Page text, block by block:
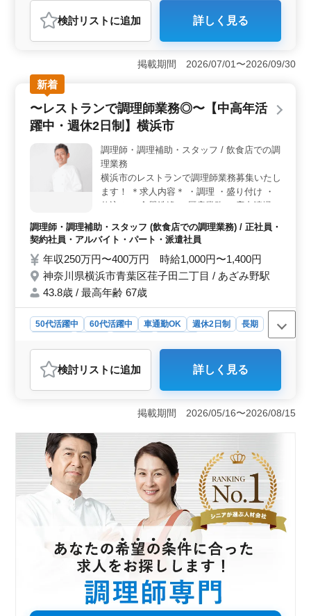
調理師・調理補助・スタッフ
おすすめポイント
＜キャリア活用＞ 横浜市のこの寿司屋では、調理経験3
年以上ある方を求めています。これまでに培ったスキル
を活かせ、若手スタッフの育成にも関わることができま
す。 ＜働きやすい環境＞ 週休2日のシフト制を採用
しており、勤務時間は応相談可能です。働きやすく長期
で安定して働くことができる環境が整っています。
＜アクセスと福利厚生＞ 最寄駅のあざみ野駅から近
生保険完備で、通勤手当も実費支給されます。福利厚生
面も充実しております。
検討リスト に追加 詳しく見る
掲載期間 2026/07/01〜2026/09/30
新着
〜レストランで調理師業務◎〜【中高年活
躍中・週休2日制】横浜市
調理師・調理補助・スタッフ / 飲食店での調
理業務
横浜市のレストランで調理師業務募集いたし
ます！ ＊求人内容＊ ・調理 ・盛り付け ・
仕込み ・食器洗浄 ・厨房業務 ・店内清掃
・調理補助 備考 ・週休2日制 ・社会保険完
備 ・勤務時間応相談 ・50代、60代の採用実
績あり 今まで培ってきた経験を若手に教え
ていきませんか？ ご応募お待ちしておりま
す☆
調理師・調理補助・スタッフ (飲食店での調理業務) / 正社員・
契約社員・アルバイト・パート・派遣社員
年収250万円〜400万円 時給1,000円〜1,400円
神奈川県横浜市青葉区荏子田二丁目 / あざみ野駅
43.8歳 / 最高年齢 67歳
50代活躍中 60代活躍中 車通勤OK 週休2日制
長期
調理師・調理補助・スタッフ
おすすめポイント
＜経験活かす＞ この求人では、3年以上の調理経験を持
つ方を求めております。50代、60代の方が活躍中であ
り、経験を生かしながら後進の育成にも関わることがで
きます。 ＜柔軟な勤務体系＞ 勤務時間は10:30～
21:30で、週3～6日の間でシフト制を採用しています。こ
れにより、ライフスタイルに合わせた勤務が可能で、
個々のニーズに合わせた働き方を選択できます。また、
車通勤が可能であり、通勤の利便性も高いです。 ＜
福利厚生と安定した環境＞ 社会保険完備に加えて、福
利厚生面も充実しております。 働きやすい勤務環境で
す。
検討リスト に追加 詳しく見る
掲載期間 2026/05/16〜2026/08/15